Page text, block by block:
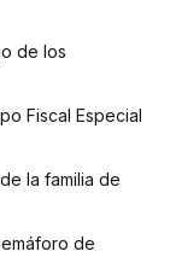
de los
Fiscal Especial
la familia de
de